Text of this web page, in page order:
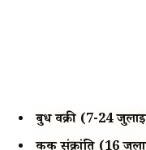
बुध वक्री (7-24